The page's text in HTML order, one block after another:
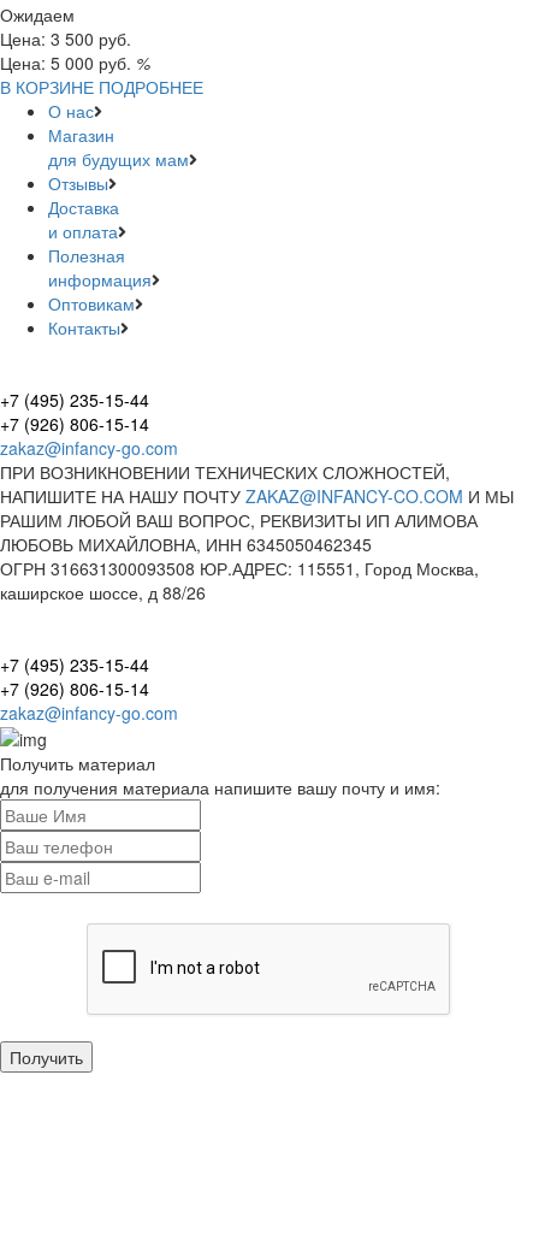
Ожидаем
Цена: 3 500 руб.
Цена: 5 000 руб. %
В КОРЗИНЕ ПОДРОБНЕЕ
О нас
Магазин
для будущих мам
Отзывы
Доставка
и оплата
Полезная
информация
Оптовикам
Контакты
+7 (495) 235-15-44
+7 (926) 806-15-14
zakaz@infancy-go.com
ПРИ ВОЗНИКНОВЕНИИ ТЕХНИЧЕСКИХ СЛОЖНОСТЕЙ,
НАПИШИТЕ НА НАШУ ПОЧТУ ZAKAZ@INFANCY-CO.COM И МЫ
РАШИМ ЛЮБОЙ ВАШ ВОПРОС, РЕКВИЗИТЫ ИП АЛИМОВА
ЛЮБОВЬ МИХАЙЛОВНА, ИНН 6345050462345
ОГРН 316631300093508 ЮР.АДРЕС: 115551, Город Москва,
каширское шоссе, д 88/26
+7 (495) 235-15-44
+7 (926) 806-15-14
zakaz@infancy-go.com
Получить материал
для получения материала напишите вашу почту и имя: